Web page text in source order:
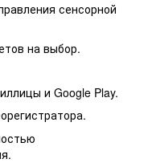
сенсорной
на выбор.
и Google Play.